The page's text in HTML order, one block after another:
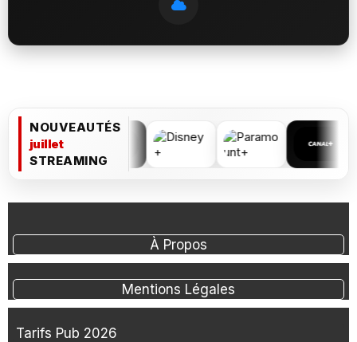
NOUVEAUTÉS
juillet
STREAMING
À Propos
Mentions Légales
Tarifs Pub 2026